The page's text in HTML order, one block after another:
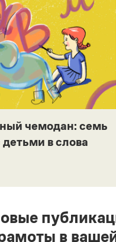
чемодан: семь
в слова
в